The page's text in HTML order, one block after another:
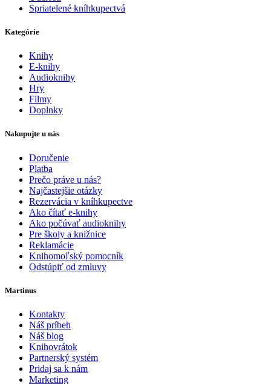
Spriatelené kníhkupectvá
Kategórie
Knihy
E-knihy
Audioknihy
Hry
Filmy
Doplnky
Nakupujte u nás
Doručenie
Platba
Prečo práve u nás?
Najčastejšie otázky
Rezervácia v kníhkupectve
Ako čítať e-knihy
Ako počúvať audioknihy
Pre školy a knižnice
Reklamácie
Knihomoľský pomocník
Odstúpiť od zmluvy
Martinus
Kontakty
Náš príbeh
Náš blog
Knihovrátok
Partnerský systém
Pridaj sa k nám
Marketing